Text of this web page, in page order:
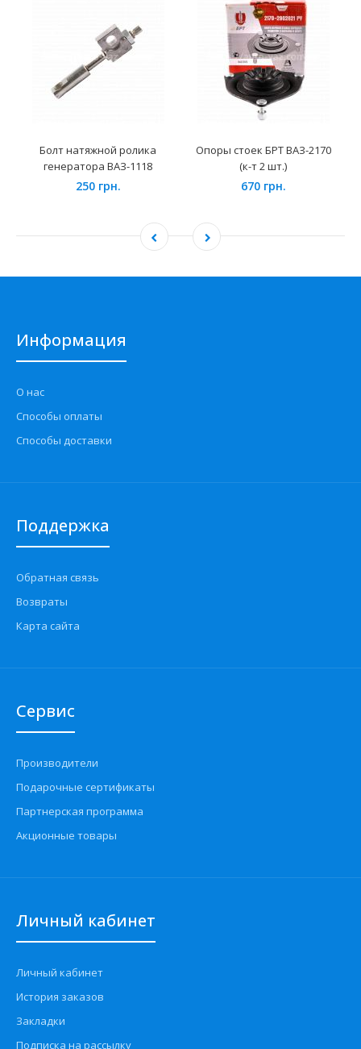
Болт натяжной ролика
генератора ВАЗ-1118
250 грн.
Опоры стоек БРТ ВАЗ-2170
(к-т 2 шт.)
670 грн.
Информация
О нас
Способы оплаты
Способы доставки
Поддержка
Обратная связь
Возвраты
Карта сайта
Сервис
Производители
Подарочные сертификаты
Партнерская программа
Акционные товары
Личный кабинет
Личный кабинет
История заказов
Закладки
Подписка на рассылку